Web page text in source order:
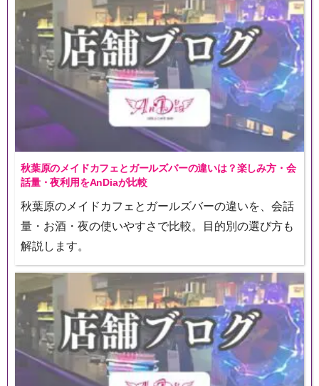
秋葉原のメイドカフェとガールズバーの違いは？楽しみ方・会
話量・夜利用をAnDiaが比較
秋葉原のメイドカフェとガールズバーの違いを、会話
量・お酒・夜の使いやすさで比較。目的別の選び方も
解説します。